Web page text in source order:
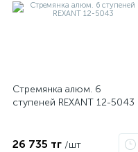
Стремянка алюм. 6
ступеней REXANT 12-5043
26 735 тг /шт